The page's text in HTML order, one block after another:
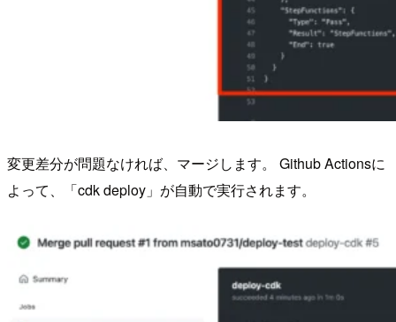
変更差分が問題なければ、マージします。 Github Actionsに
よって、「cdk deploy」が自動で実行されます。